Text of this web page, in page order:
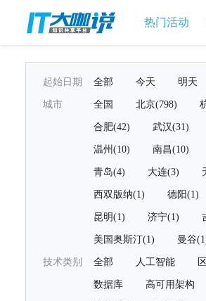
热门活动
起始日期 全部 今天 明天
城市 全国 北京(798)
合肥(42) 武汉(31)
温州(10) 南昌(10)
青岛(4) 大连(3)
西双版纳(1) 德阳(1)
昆明(1) 济宁(1)
美国奥斯汀(1) 曼谷
技术类别 全部 人工智能
数据库 高可用架构